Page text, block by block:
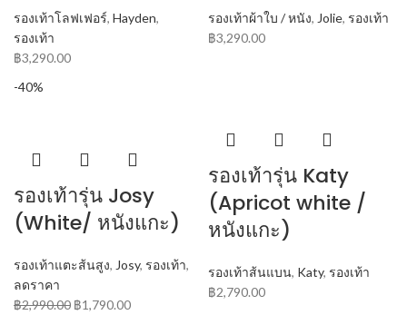
รองเท้าโลฟเฟอร์, Hayden,
รองเท้า
฿3,290.00
รองเท้าผ้าใบ / หนัง, Jolie, รองเท้า
฿3,290.00
-40%
รองเท้ารุ่น Josy
(White/ หนังแกะ)
รองเท้าแตะส้นสูง, Josy, รองเท้า,
ลดราคา
฿2,990.00 ฿1,790.00
รองเท้ารุ่น Katy
(Apricot white /
หนังแกะ)
รองเท้าส้นแบน, Katy, รองเท้า
฿2,790.00